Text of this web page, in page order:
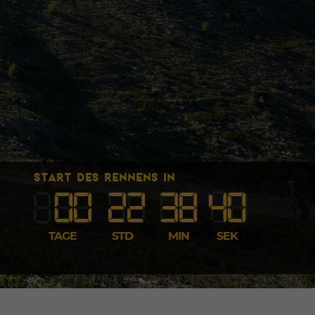
START DES RENNENS IN
00 22 38 40
TAGE STD MIN SEK